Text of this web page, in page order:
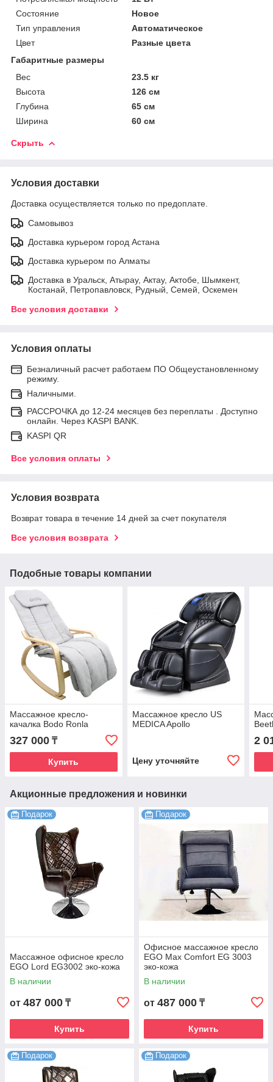
Состояние
Новое
Тип управления
Автоматическое
Цвет
Разные цвета
Габаритные размеры
Вес
23.5 кг
Высота
126 см
Глубина
65 см
Ширина
60 см
Скрыть
Условия доставки
Доставка осуществляется только по предоплате.
Самовывоз
Доставка курьером город Астана
Доставка курьером по Алматы
Доставка в Уральск, Атырау, Актау, Актобе, Шымкент,
Костанай, Петропавловск, Рудный, Семей, Оскемен
Все условия доставки
Условия оплаты
Безналичный расчет работаем ПО Общеустановленному
режиму.
Наличными.
РАССРОЧКА до 12-24 месяцев без переплаты . Доступно
онлайн. Через KASPI BANK.
KASPI QR
Все условия оплаты
Условия возврата
Возврат товара в течение 14 дней за счет покупателя
Все условия возврата
Подобные товары компании
Массажное кресло-
качалка Bodo Ronla
327 000 ₸
Купить
Массажное кресло US
MEDICA Apollo
Цену уточняйте
2
Акционные предложения и новинки
Подарок
Массажное офисное кресло
EGO Lord EG3002 эко-кожа
В наличии
от 487 000 ₸
Купить
Подарок
Офисное массажное кресло
EGO Max Comfort EG 3003
эко-кожа
В наличии
от 487 000 ₸
Купить
Подарок Подарок